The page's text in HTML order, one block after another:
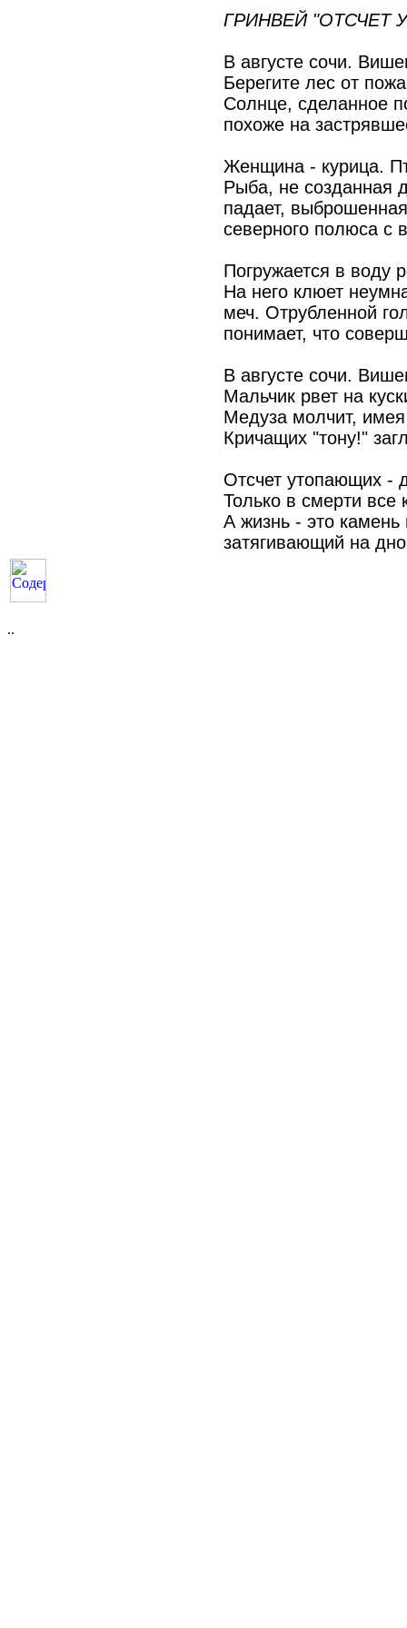
ГРИНВЕЙ "ОТСЧЕТ
В августе сочи.
Берегите лес от
Солнце, сделанное
похоже на
Женщина - курица.
Рыба, не созданная
падает,
северного полюса с
Погружается в воду
На него клюет
меч. Отрубленной
понимает, что
В августе сочи.
Мальчик рвет на
Медуза молчит,
Кричащих "тону!"
Отсчет утопающих -
Только в смерти все
А жизнь - это
затягивающий на
..